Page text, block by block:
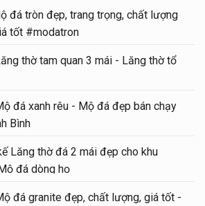
đá tròn đẹp, trang trọng, chất lượng
tốt #modatron
thờ tam quan 3 mái - Lăng thờ tổ
đá xanh rêu - Mộ đá đẹp bán chạy
Bình
Lăng thờ đá 2 mái đẹp cho khu
đá dòng họ
đá granite đẹp, chất lượng, giá tốt -